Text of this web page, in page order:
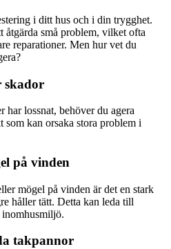
i ditt hus och i din trygghet.
åtgärda små problem, vilket ofta
reparationer. Men hur vet du
skador
har lossnat, behöver du agera
kan orsaka stora problem i
på vinden
mögel på vinden är det en stark
håller tätt. Detta kan leda till
takpannor